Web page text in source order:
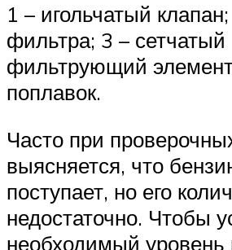
1 – игольчатый
фильтра; 3 – сетчатый
фильтрующий
поплавок.
Часто при
выясняется, что
поступает, но его
недостаточно. Чтобы
необходимый уровень